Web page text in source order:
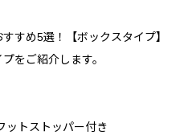
すめ5選！【ボックスタイプ】
をご紹介します。
ットストッパー付き